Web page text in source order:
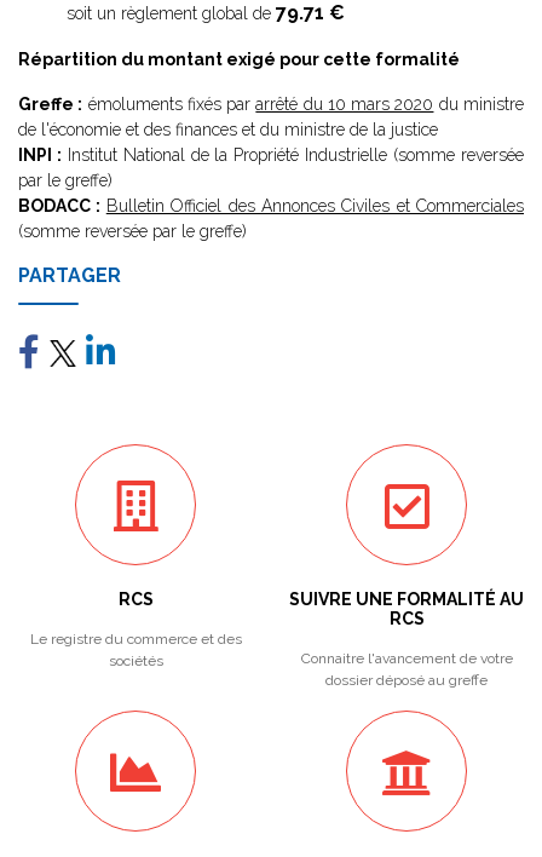
soit un règlement global de 79.71 €
Répartition du montant exigé pour cette formalité
Greffe : émoluments fixés pararrêté du 10 mars 2020 du ministre
de l'économie et des finances et du ministre de la justice
INPI : Institut National de la Propriété Industrielle (somme reversée
par le greffe)
BODACC : Bulletin Officiel des Annonces Civiles et Commerciales
(somme reversée par le greffe)
PARTAGER
RCS
Le registre du commerce et des
sociétés
SUIVRE UNE FORMALITÉ AU
RCS
Connaitre l'avancement de votre
dossier déposé au greffe